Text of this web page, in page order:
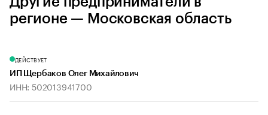
регионе — Московская область
ДЕЙСТВУЕТ
ИП Щербаков Олег Михайлович
ИНН: 502013941700